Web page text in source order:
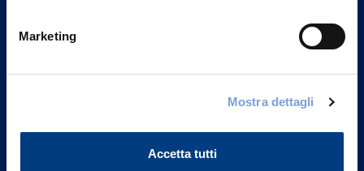
Marketing
Mostra dettagli
Accetta tutti